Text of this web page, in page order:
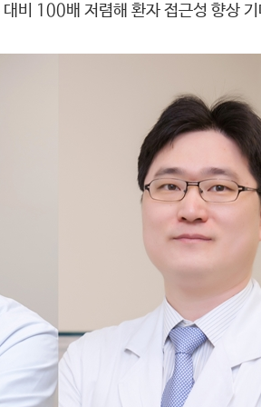
비 100배 저렴해 환자 접근성 향상 기